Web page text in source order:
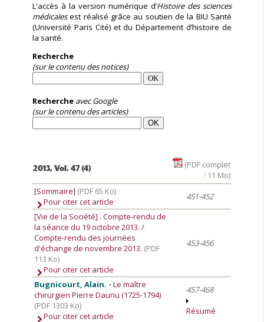
L'accès à la version numérique d’Histoire des sciences
médicalesest réalisé grâce au soutien de la BIU Santé
(Université Paris Cité) et du Département d’histoire de
la santé.
Recherche
(sur le contenu des notices)
Recherche avec Google
(sur le contenu des articles)
2013, Vol. 47 (4)
(PDF complet
: 11 Mo)
[Sommaire] (PDF 65 Ko)
Pour citer cet article
451-452
[Vie de la Société] . Compte-rendu de
la séance du 19 octobre 2013. /
Compte-rendu des journées
d'échange de novembre 2013. (PDF
113 Ko)
Pour citer cet article
453-456
Bugnicourt, Alain. -Le maître
chirurgien Pierre Daunu (1725-1794)
(PDF 1303 Ko)
Pour citer cet article
457-468
Résumé